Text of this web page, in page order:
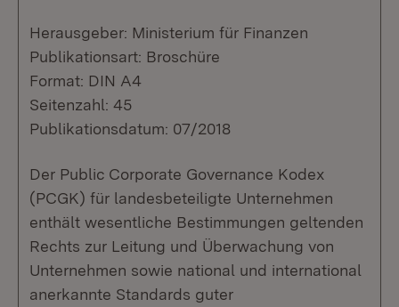
Herausgeber: Ministerium für Finanzen
Publikationsart: Broschüre
Format: DIN A4
Seitenzahl: 45
Publikationsdatum: 07/2018
Der Public Corporate Governance Kodex
(PCGK) für landesbeteiligte Unternehmen
enthält wesentliche Bestimmungen geltenden
Rechts zur Leitung und Überwachung von
Unternehmen sowie national und international
anerkannte Standards guter